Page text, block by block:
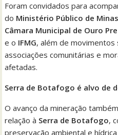
Foram convidados para
do Ministério Público de
Câmara Municipal de Ouro
e o IFMG, além de movimentos
associações comunitárias e
afetadas.
Serra de Botafogo é alvo de
O avanço da mineração
relação à Serra de Botafogo,
preservação ambiental e